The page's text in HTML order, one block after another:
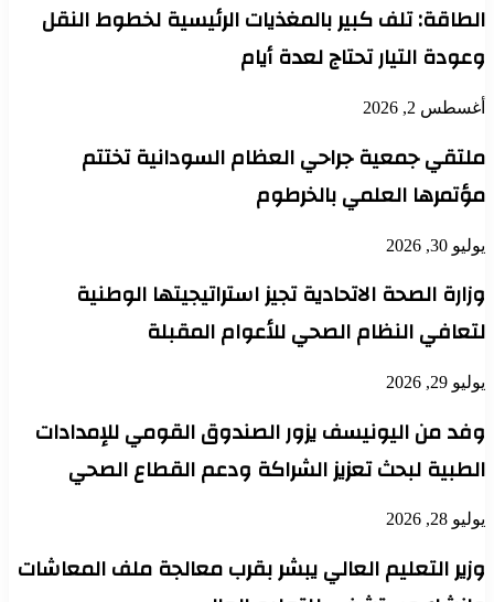
الطاقة: تلف كبير بالمغذيات الرئيسية لخطوط النقل
وعودة التيار تحتاج لعدة أيام
أغسطس 2, 2026
ملتقي جمعية جراحي العظام السودانية تختتم
مؤتمرها العلمي بالخرطوم
يوليو 30, 2026
وزارة الصحة الاتحادية تجيز استراتيجيتها الوطنية
لتعافي النظام الصحي للأعوام المقبلة
يوليو 29, 2026
وفد من اليونيسف يزور الصندوق القومي للإمدادات
الطبية لبحث تعزيز الشراكة ودعم القطاع الصحي
يوليو 28, 2026
وزير التعليم العالي يبشر بقرب معالجة ملف المعاشات